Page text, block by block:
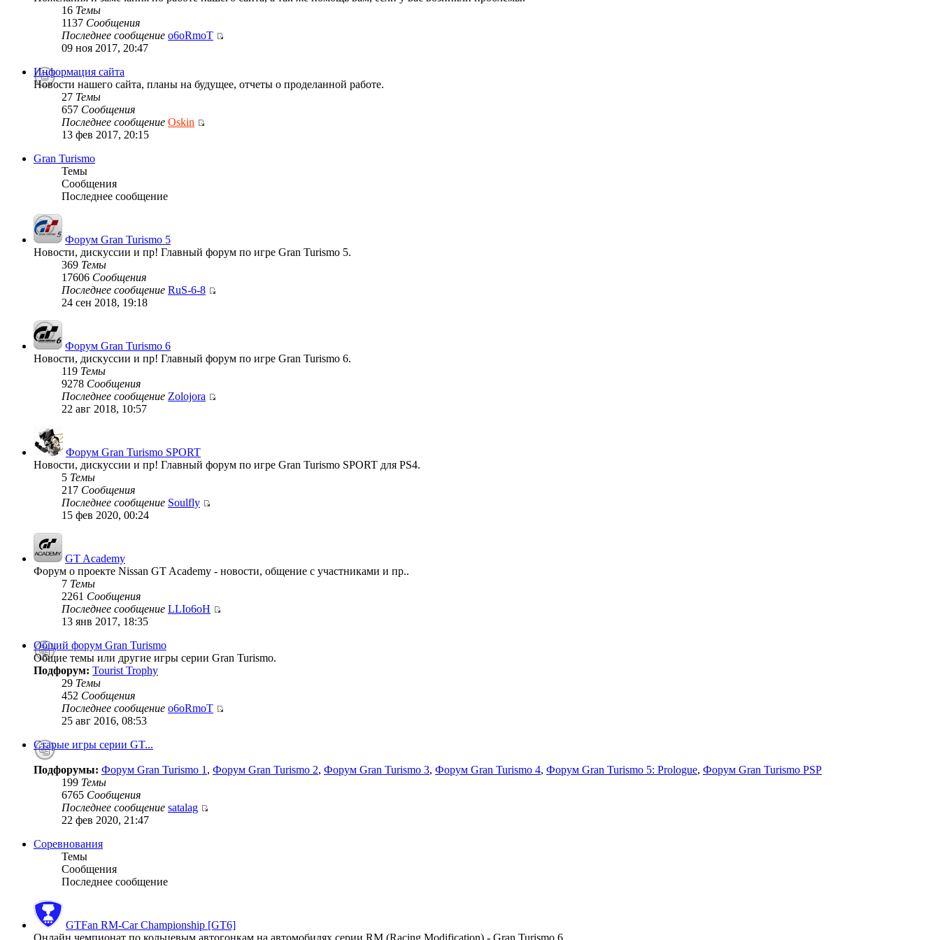
16 Темы
1137 Сообщения
Последнее сообщение o6oRmoT
09 ноя 2017, 20:47
Информация сайта
Новости нашего сайта, планы на будущее, отчеты о проделанной работе.
27 Темы
657 Сообщения
Последнее сообщение Oskin
13 фев 2017, 20:15
Gran Turismo
Темы
Сообщения
Последнее сообщение
Форум Gran Turismo 5
Новости, дискуссии и пр! Главный форум по игре Gran Turismo 5.
369 Темы
17606 Сообщения
Последнее сообщение RuS-6-8
24 сен 2018, 19:18
Форум Gran Turismo 6
Новости, дискуссии и пр! Главный форум по игре Gran Turismo 6.
119 Темы
9278 Сообщения
Последнее сообщение Zolojora
22 авг 2018, 10:57
Форум Gran Turismo SPORT
Новости, дискуссии и пр! Главный форум по игре Gran Turismo SPORT для PS4.
5 Темы
217 Сообщения
Последнее сообщение Soulfly
15 фев 2020, 00:24
GT Academy
Форум о проекте Nissan GT Academy - новости, общение с участниками и пр..
7 Темы
2261 Сообщения
Последнее сообщение LLIo6oH
13 янв 2017, 18:35
Общий форум Gran Turismo
Общие темы или другие игры серии Gran Turismo.
Подфорум: Tourist Trophy
29 Темы
452 Сообщения
Последнее сообщение o6oRmoT
25 авг 2016, 08:53
Старые игры серии GT...
Подфорумы: Форум Gran Turismo 1 , Форум Gran Turismo 2, Форум Gran Turismo 3, Форум Gran Turismo 4, Форум Gran Turismo 5: Prologue, Форум Gran Turismo PSP
199 Темы
6765 Сообщения
Последнее сообщение satalag
22 фев 2020, 21:47
Соревнования
Темы
Сообщения
Последнее сообщение
GTFan RM-Car Championship [GT6]
Онлайн чемпионат по кольцевым автогонкам на автомобилях серии RM (Racing Modification) - Gran Turismo 6